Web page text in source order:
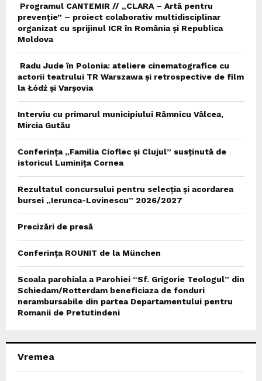
Programul CANTEMIR // „CLARA – Artă pentru
prevenție” – proiect colaborativ multidisciplinar
organizat cu sprijinul ICR în România și Republica
Moldova
Radu Jude în Polonia: ateliere cinematografice cu
actorii teatrului TR Warszawa și retrospective de film
la Łódź și Varșovia
Interviu cu primarul municipiului Râmnicu Vâlcea,
Mircia Gutău
Conferința „Familia Cioflec și Clujul” susținută de
istoricul Luminița Cornea
Rezultatul concursului pentru selecția și acordarea
bursei „Ierunca-Lovinescu” 2026/2027
Precizări de presă
Conferința ROUNIT de la München
Scoala parohiala a Parohiei “Sf. Grigorie Teologul” din
Schiedam/Rotterdam beneficiaza de fonduri
nerambursabile din partea Departamentului pentru
Romanii de Pretutindeni
Vremea